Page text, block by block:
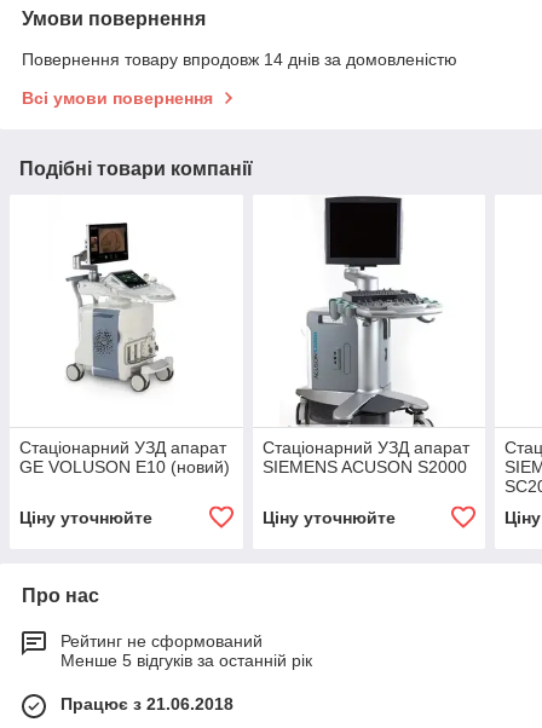
Умови повернення
Повернення товару впродовж 14 днів за домовленістю
Всі умови повернення
Подібні товари компанії
Стаціонарний УЗД апарат
GE VOLUSON E10 (новий)
Ціну уточнюйте
Стаціонарний УЗД апарат
SIEMENS ACUSON S2000
Ціну уточнюйте
Про нас
Рейтинг не сформований
Менше 5 відгуків за останній рік
Працює з 21.06.2018